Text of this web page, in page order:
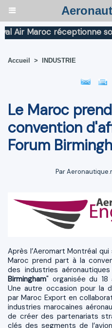
Maroc réceptionne son
Accueil > INDUSTRIE
Le Maroc
convention
Forum
Par
Après l’Aeromart Montréal qui s'est tenue du 4 au 6 Avril, le
Maroc prend part à la
des industries
Birmingham" organisée du 18
Une autre occasion pour la
par Maroc Export en
industries marocaines
de créer des partenariats
clés des segments de